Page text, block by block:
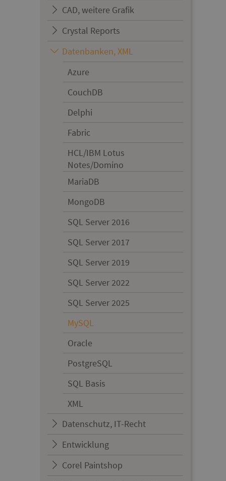
CAD, weitere Grafik
Crystal Reports
Datenbanken, XML
Azure
CouchDB
Delphi
Fabric
HCL/IBM Lotus
Notes/Domino
MariaDB
MongoDB
SQL Server 2016
SQL Server 2017
SQL Server 2019
SQL Server 2022
SQL Server 2025
MySQL
Oracle
PostgreSQL
SQL Basis
XML
Datenschutz, IT-Recht
Entwicklung
Corel Paintshop